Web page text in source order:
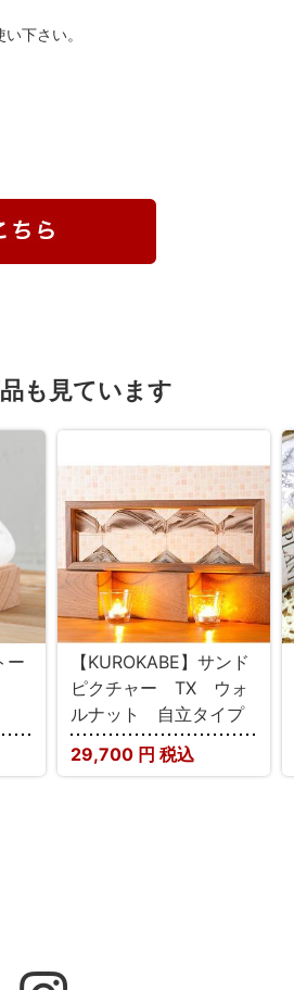
下さい。
も見ています
ー
【KUROKABE】サンド
ピクチャー TX ウォ
ルナット 自立タイプ
29,700 円 税込